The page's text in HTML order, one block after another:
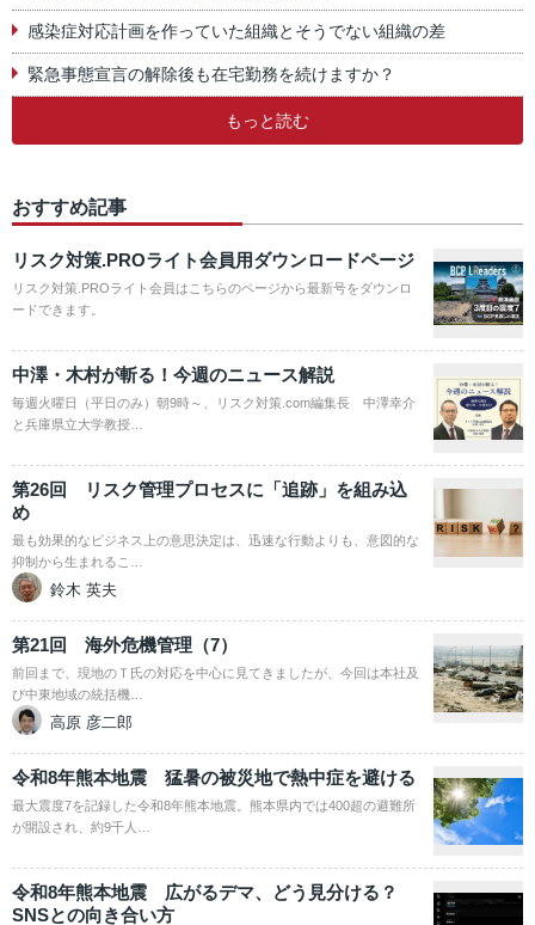
感染症対応計画を作っていた組織とそうでない組織の差
緊急事態宣言の解除後も在宅勤務を続けますか？
もっと読む
おすすめ記事
リスク対策.PROライト会員用ダウンロードページ
リスク対策.PROライト会員はこちらのページから最新号をダウンロ
ードできます。
中澤・木村が斬る！今週のニュース解説
毎週火曜日（平日のみ）朝9時～、リスク対策.com編集長 中澤幸介
と兵庫県立大学教授…
第26回 リスク管理プロセスに「追跡」を組み込
め
最も効果的なビジネス上の意思決定は、迅速な行動よりも、意図的な
抑制から生まれるこ…
鈴木 英夫
第21回 海外危機管理（7）
前回まで、現地のＴ氏の対応を中心に見てきましたが、今回は本社及
び中東地域の統括機…
高原 彦二郎
令和8年熊本地震 猛暑の被災地で熱中症を避ける
最大震度7を記録した令和8年熊本地震。熊本県内では400超の避難所
が開設され、約9千人…
令和8年熊本地震 広がるデマ、どう見分ける？
SNSとの向き合い方